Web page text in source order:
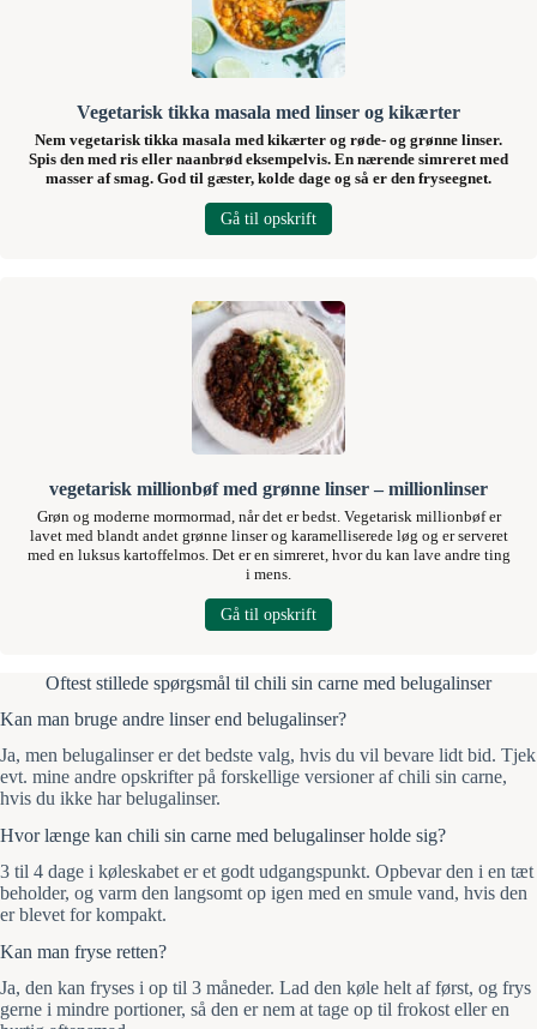
Vegetarisk tikka masala med linser og kikærter
Nem vegetarisk tikka masala med kikærter og røde- og grønne linser.
Spis den med ris eller naanbrød eksempelvis. En nærende simreret med
masser af smag. God til gæster, kolde dage og så er den fryseegnet.
Gå til opskrift
vegetarisk millionbøf med grønne linser – millionlinser
Grøn og moderne mormormad, når det er bedst. Vegetarisk millionbøf er
lavet med blandt andet grønne linser og karamelliserede løg og er serveret
med en luksus kartoffelmos. Det er en simreret, hvor du kan lave andre ting
i mens.
Gå til opskrift
Oftest stillede spørgsmål til chili sin carne med belugalinser
Kan man bruge andre linser end belugalinser?
Ja, men belugalinser er det bedste valg, hvis du vil bevare lidt bid. Tjek
evt. mine andre opskrifter på forskellige versioner af chili sin carne,
hvis du ikke har belugalinser.
Hvor længe kan chili sin carne med belugalinser holde sig?
3 til 4 dage i køleskabet er et godt udgangspunkt. Opbevar den i en tæt
beholder, og varm den langsomt op igen med en smule vand, hvis den
er blevet for kompakt.
Kan man fryse retten?
Ja, den kan fryses i op til 3 måneder. Lad den køle helt af først, og frys
gerne i mindre portioner, så den er nem at tage op til frokost eller en